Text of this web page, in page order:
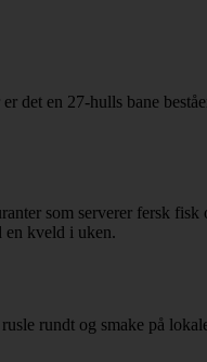
det en 27-hulls bane
som serverer fersk fisk
en kveld i uken.
rundt og smake på